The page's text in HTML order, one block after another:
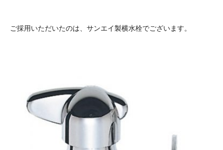
ご採用いただいたのは、サンエイ製横水栓でございます。